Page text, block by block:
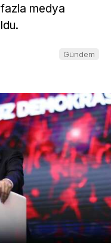
medya
Gündem